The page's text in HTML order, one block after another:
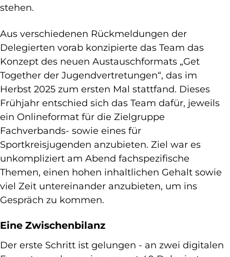
stehen.
Aus verschiedenen Rückmeldungen der
Delegierten vorab konzipierte das Team das
Konzept des neuen Austauschformats „Get
Together der Jugendvertretungen“, das im
Herbst 2025 zum ersten Mal stattfand. Dieses
Frühjahr entschied sich das Team dafür, jeweils
ein Onlineformat für die Zielgruppe
Fachverbands- sowie eines für
Sportkreisjugenden anzubieten. Ziel war es
unkompliziert am Abend fachspezifische
Themen, einen hohen inhaltlichen Gehalt sowie
viel Zeit untereinander anzubieten, um ins
Gespräch zu kommen.
Eine Zwischenbilanz
Der erste Schritt ist gelungen - an zwei digitalen